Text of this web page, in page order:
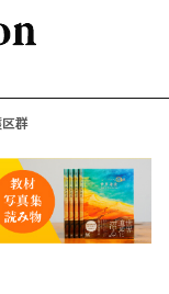
ナビ
群